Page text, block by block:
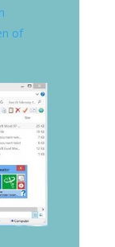
of